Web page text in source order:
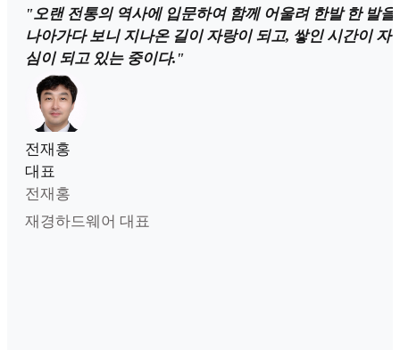
"오랜 전통의 역사에 입문하여 함께 어울려 한발 한 발을
나아가다 보니 지나온 길이 자랑이 되고, 쌓인 시간이 자
심이 되고 있는 중이다."
전재홍
대표
전재홍
재경하드웨어 대표